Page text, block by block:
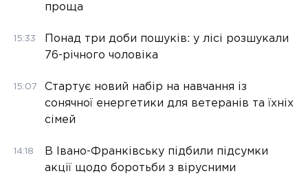
проща
15:33
Понад три доби пошуків: у лісі розшукали
76-річного чоловіка
15:07
Стартує новий набір на навчання із
сонячної енергетики для ветеранів та їхніх
сімей
14:18
В Івано-Франківську підбили підсумки
акції щодо боротьби з вірусними